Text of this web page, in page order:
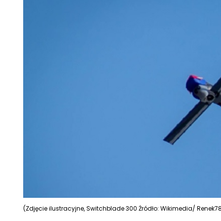
(Zdjęcie ilustracyjne, Switchblade 300 Źródło: Wikimedia/